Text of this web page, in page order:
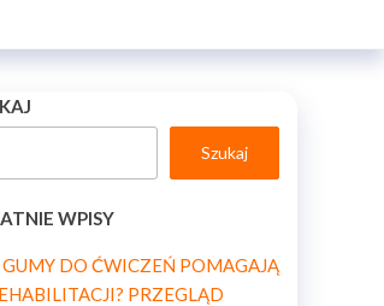
Szukaj
WPISY
DO ĆWICZEŃ POMAGAJĄ
PRZEGLĄD